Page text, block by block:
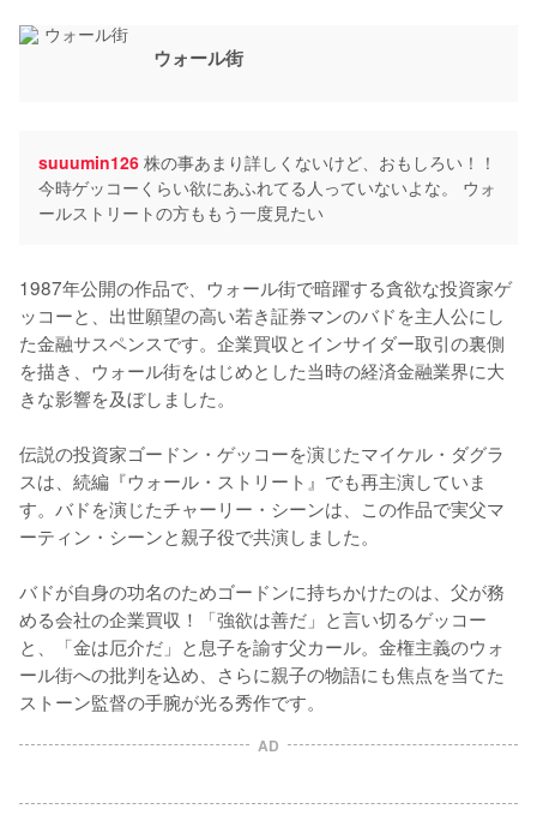
ウォール街
suuumin126 株の事あまり詳しくないけど、おもしろい！！
今時ゲッコーくらい欲にあふれてる人っていないよな。 ウォ
ールストリートの方ももう一度見たい
1987年公開の作品で、ウォール街で暗躍する貪欲な投資家ゲ
ッコーと、出世願望の高い若き証券マンのバドを主人公にし
た金融サスペンスです。企業買収とインサイダー取引の裏側
を描き、ウォール街をはじめとした当時の経済金融業界に大
きな影響を及ぼしました。
伝説の投資家ゴードン・ゲッコーを演じたマイケル・ダグラ
スは、続編『ウォール・ストリート』でも再主演していま
す。バドを演じたチャーリー・シーンは、この作品で実父マ
ーティン・シーンと親子役で共演しました。
バドが自身の功名のためゴードンに持ちかけたのは、父が務
める会社の企業買収！「強欲は善だ」と言い切るゲッコー
と、「金は厄介だ」と息子を諭す父カール。金権主義のウォ
ール街への批判を込め、さらに親子の物語にも焦点を当てた
ストーン監督の手腕が光る秀作です。
AD